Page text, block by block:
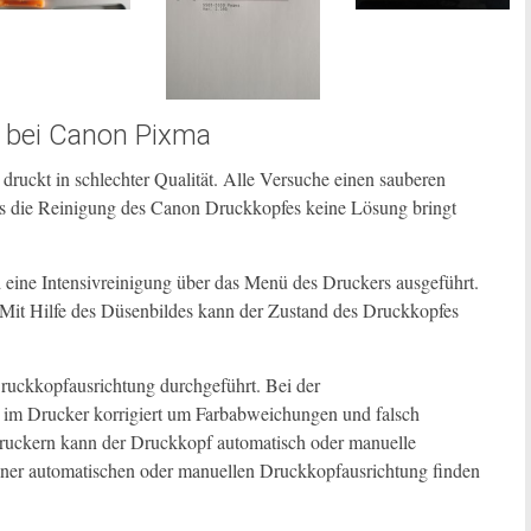
Canon Pixma
in schlechter Qualität. Alle Versuche einen sauberen
Reinigung des Canon Druckkopfes keine Lösung bringt
Intensivreinigung über das Menü des Druckers ausgeführt.
Hilfe des Düsenbildes kann der Zustand des Druckkopfes
durchgeführt. Bei der
Drucker korrigiert um Farbabweichungen und falsch
kann der Druckkopf automatisch oder manuelle
automatischen oder manuellen Druckkopfausrichtung finden